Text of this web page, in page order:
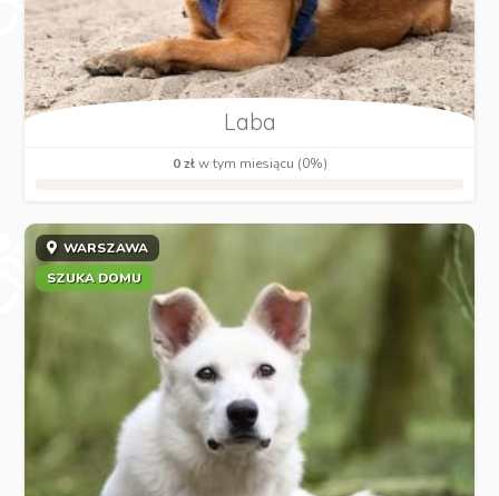
Laba
0 złw tym miesiącu (0%)
WARSZAWA
SZUKA DOMU